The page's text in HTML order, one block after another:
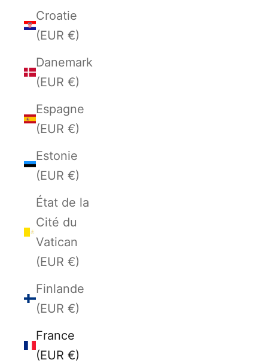
Croatie
(EUR €)
Danemark
(EUR €)
Espagne
(EUR €)
Estonie
(EUR €)
État de la
Cité du
Vatican
(EUR €)
Finlande
(EUR €)
France
(EUR €)